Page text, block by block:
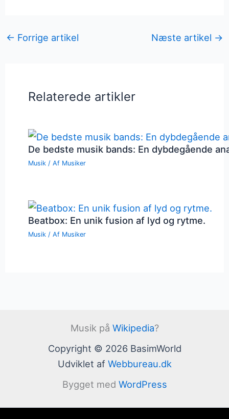
← Forrige artikel Næste artikel →
Relaterede artikler
De bedste musik bands: En dybdegående
Musik / Af Musiker
Beatbox: En unik fusion af lyd og rytme.
Musik / Af Musiker
Musik på Wikipedia?
Copyright © 2026 BasimWorld
Udviklet af Webbureau.dk
Bygget med WordPress